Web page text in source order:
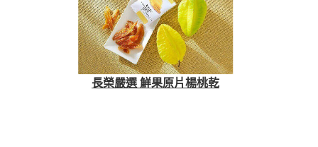
長榮嚴選 鮮果原片楊桃乾